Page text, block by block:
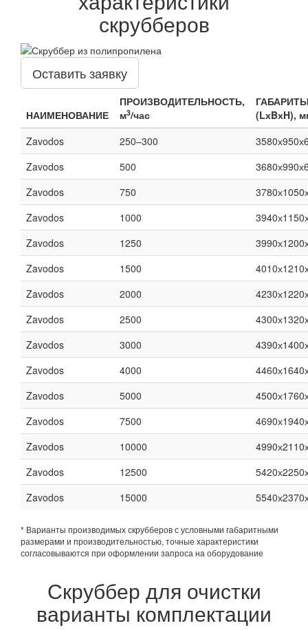
скрубберов
Оставить заявку
НАИМЕНОВАНИЕ
ПРОИЗВОДИТЕЛЬНОСТЬ,
м3/час
(LхBхH),
Zavodos
250–300
Zavodos
500
Zavodos
750
Zavodos
1000
Zavodos
1250
Zavodos
1500
Zavodos
2000
Zavodos
2500
Zavodos
3000
Zavodos
4000
Zavodos
5000
Zavodos
7500
Zavodos
10000
Zavodos
12500
Zavodos
15000
* Варианты производимых скрубберов с условными габаритными
размерами и производительностью, точные характеристики
согласовываются при оформлении запроса на оборудование
Скруббер для очистки
варианты комплектации